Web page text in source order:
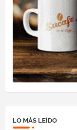
LO MÁS LEÍDO